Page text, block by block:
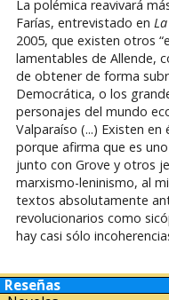
La polémica reavivará
Farías, entrevistado en
2005, que existen otros
lamentables de Allende,
de obtener de forma
Democrática, o los
personajes del mundo
Valparaíso (...) Existen
porque afirma que es
junto con Grove y otros
marxismo-leninismo, al
textos absolutamente
revolucionarios como
hay casi sólo
Reseñas